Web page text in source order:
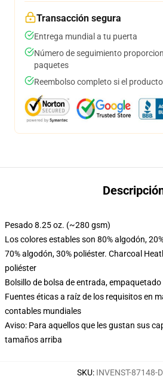
Transacción segura
Entrega mundial a tu puerta
Número de seguimiento
paquetes
Reembolso completo si el
Pesado 8.25 oz. (~280 gsm)
Los colores estables son 80% algodón,
70% algodón, 30% poliéster. Charcoal
poliéster
Bolsillo de bolsa de entrada,
Fuentes éticas a raíz de los requisitos en
contables mundiales
Aviso: Para aquellos que les gustan sus
tamaños arriba
SKU: INVENST-87148-